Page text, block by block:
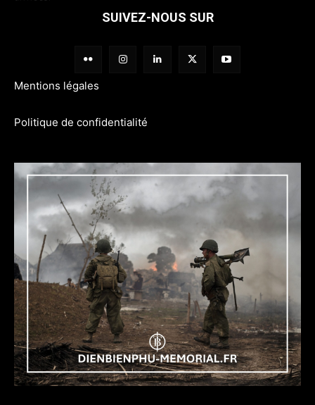
SUIVEZ-NOUS SUR
Mentions légales
Politique de confidentialité